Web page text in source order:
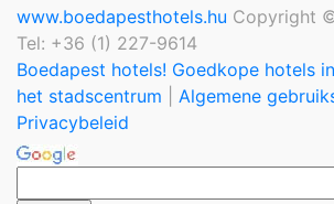
www.boedapesthotels.hu Copyright
Tel: +36 (1) 227-9614
Boedapest hotels! Goedkope hotels
het stadscentrum
Algemene
Privacybeleid